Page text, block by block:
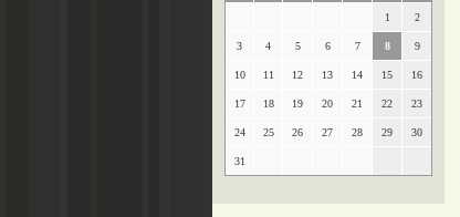
1 2
3 4 5 6 7 8 9
10 11 12 13 14 15 16
17 18 19 20 21 22 23
24 25 26 27 28 29 30
31